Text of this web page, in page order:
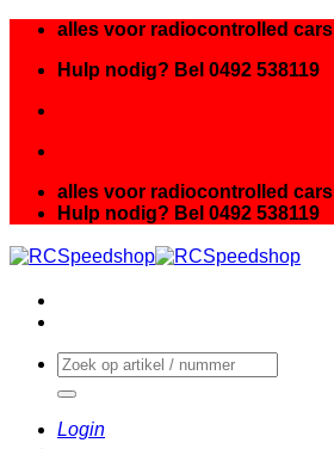
inhoud
alles voor radiocontrolled cars
Hulp nodig? Bel 0492 538119
alles voor radiocontrolled cars
Hulp nodig? Bel 0492 538119
Zoeken
naar:
Login